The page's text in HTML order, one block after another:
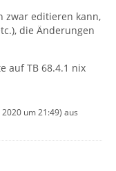
zwar editieren kann,
die Änderungen
auf TB 68.4.1 nix
2020 um 21:49) aus